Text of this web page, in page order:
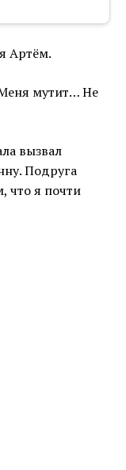
Артём.
мутит… Не
вызвал
Подруга
что я почти